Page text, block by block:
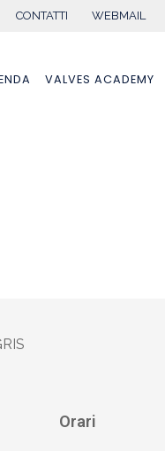
CONTATTI WEBMAIL
VALVES ACADEMY
Orari